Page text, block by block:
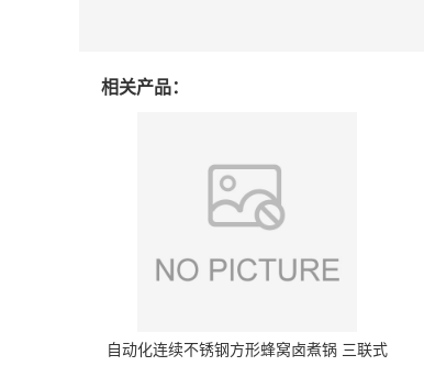
相关产品：
自动化连续不锈钢方形蜂窝卤煮锅 三联式